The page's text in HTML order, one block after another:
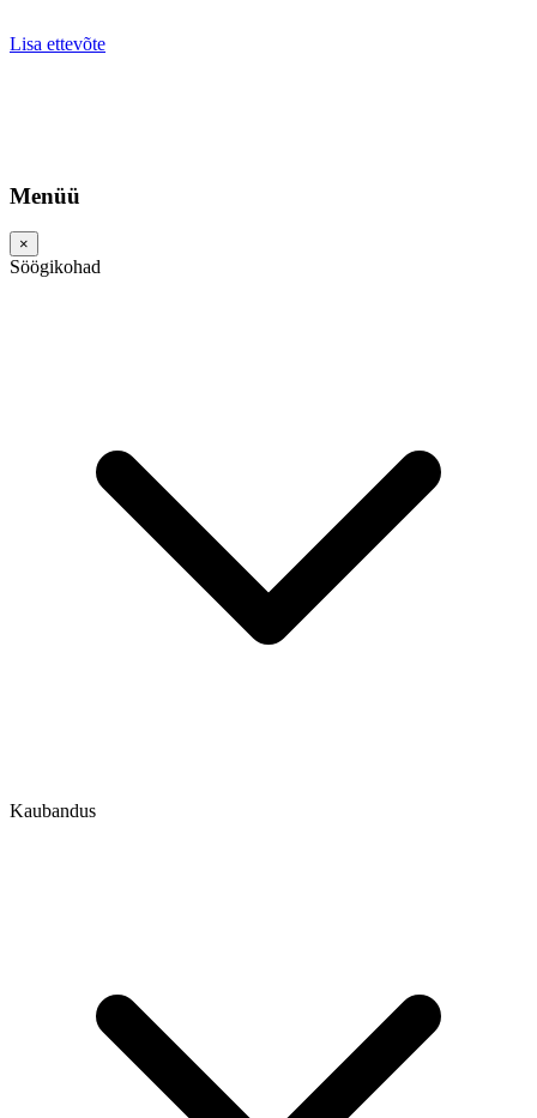
Lisa ettevõte
Menüü
×
Söögikohad
Kaubandus